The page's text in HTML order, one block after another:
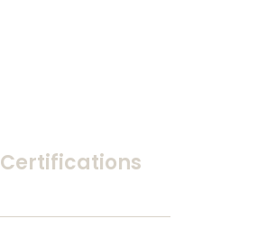
Certifications